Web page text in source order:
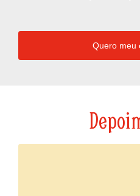
Quero meu